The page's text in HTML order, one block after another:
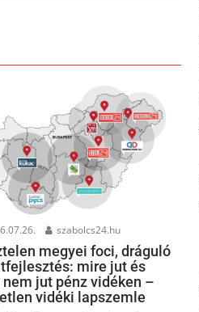
szabolcs24.hu
megyei foci, dráguló
mire jut és
jut pénz vidéken –
vidéki lapszemle